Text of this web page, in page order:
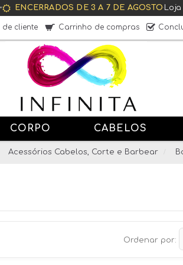
• ENCERRADOS DE 3 A 7 DE AGOSTO·
cliente Carrinho de compras
CORPO CABELOS
Acessórios Cabelos, Corte e Barbear
Ordenar por: